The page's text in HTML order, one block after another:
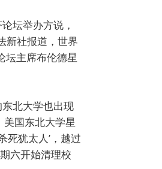
坛举办方说，
新社报道，世界
坛主席布伦德星
北大学也出现
国东北大学星
死犹太人’，越过
六开始清理校